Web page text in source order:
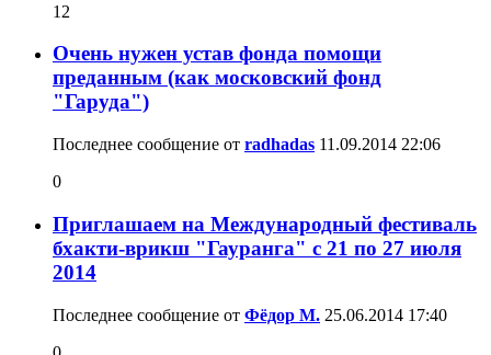
12
Очень нужен устав фонда помощи
преданным (как московский фонд
"Гаруда")
Последнее сообщение от radhadas 11.09.2014 22:06
0
Приглашаем на Международный фестиваль
бхакти-врикш "Гауранга" с 21 по 27 июля
2014
Последнее сообщение от Фёдор М. 25.06.2014 17:40